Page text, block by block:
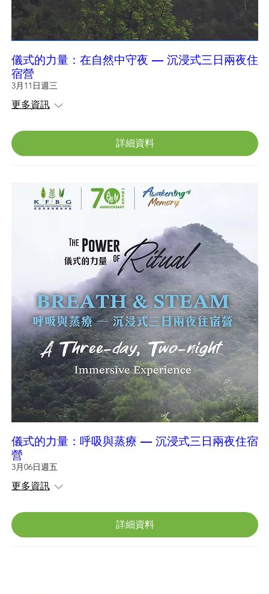
儀式的力量：在自然中守夜 — 沉浸式三日兩夜住
宿營
3月11日週三
更多資訊
詳細資料
儀式的力量：呼吸與蒸療 — 沉浸式三日兩夜住宿
營
3月06日週五
更多資訊
詳細資料